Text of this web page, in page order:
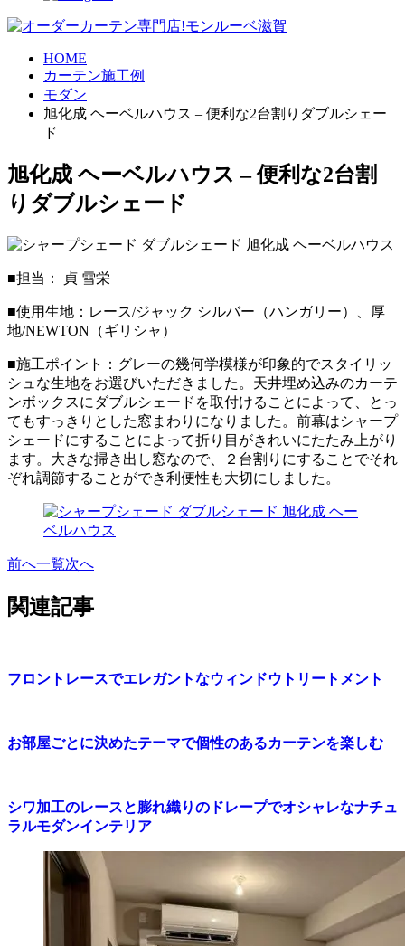
HOME
カーテン施工例
モダン
旭化成 ヘーベルハウス – 便利な2台割りダブルシェー
ド
旭化成 ヘーベルハウス – 便利な2台割
りダブルシェード
■担当： 貞 雪栄
■使用生地：レース/ジャック シルバー（ハンガリー）、厚
地/NEWTON（ギリシャ）
■施工ポイント：グレーの幾何学模様が印象的でスタイリッ
シュな生地をお選びいただきました。天井埋め込みのカーテ
ンボックスにダブルシェードを取付けることによって、とっ
てもすっきりとした窓まわりになりました。前幕はシャープ
シェードにすることによって折り目がきれいにたたみ上がり
ます。大きな掃き出し窓なので、２台割りにすることでそれ
ぞれ調節することができ利便性も大切にしました。
前へ一覧次へ
関連記事
フロントレースでエレガントなウィンドウトリートメント
お部屋ごとに決めたテーマで個性のあるカーテンを楽しむ
シワ加工のレースと膨れ織りのドレープでオシャレなナチュ
ラルモダンインテリア